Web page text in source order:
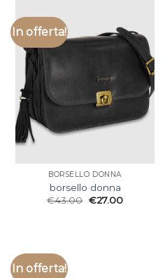
In offerta!
BORSELLO DONNA
borsello donna
€43.00 €27.00
In offerta!